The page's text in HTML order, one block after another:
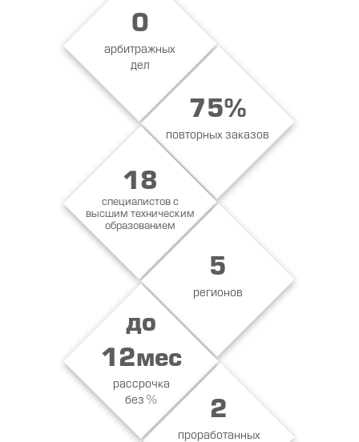
0
арбитражных
дел
75%
повторных заказов
18
специалистов с
высшим техническим
образованием
5
регионов
до
12мес
рассрочка
без %
2
проработанных